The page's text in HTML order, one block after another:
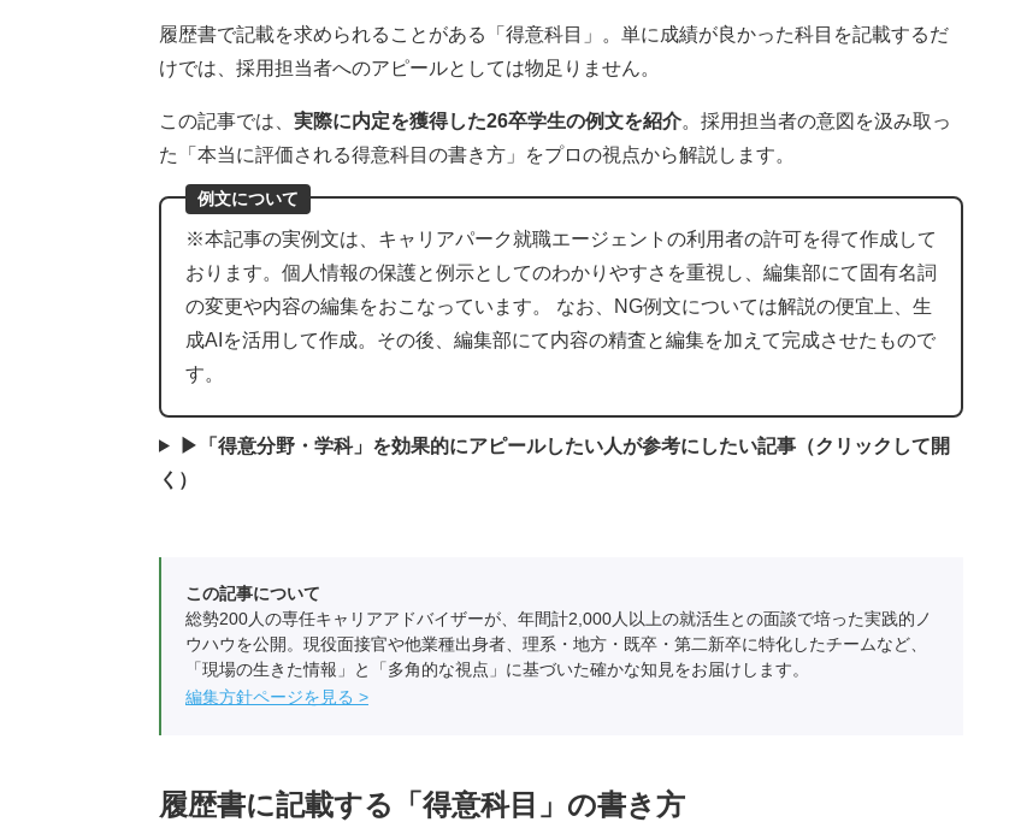
履歴書で記載を求められることがある「得意科目」。単に成績が良かった科目を記載するだ
けでは、採用担当者へのアピールとしては物足りません。
この記事では、 実際に内定を獲得した26卒学生の例文を紹介。採用担当者の意図を汲み取っ
た「本当に評価される得意科目の書き方」をプロの視点から解説します。
例文について
※本記事の実例文は、キャリアパーク就職エージェントの利用者の許可を得て作成して
おります。個人情報の保護と例示としてのわかりやすさを重視し、編集部にて固有名詞
の変更や内容の編集をおこなっています。 なお、NG例文については解説の便宜上、生
成AIを活用して作成。その後、編集部にて内容の精査と編集を加えて完成させたもので
す。
▶「得意分野・学科」を効果的にアピールしたい人が参考にしたい記事（クリックして開
く）
この記事について
総勢200人の専任キャリアアドバイザーが、年間計2,000人以上の就活生との面談で培った実践的ノ
ウハウを公開。現役面接官や他業種出身者、理系・地方・既卒・第二新卒に特化したチームなど、
「現場の生きた情報」と「多角的な視点」に基づいた確かな知見をお届けします。
編集方針ページを見る
履歴書に記載する「得意科目」の書き方